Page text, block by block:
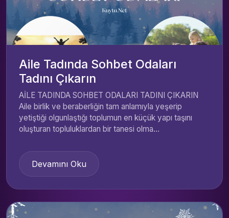
Aile Tadında Sohbet Odaları
Tadını Çıkarın
AİLE TADINDA SOHBET ODALARI TADINI ÇIKARIN
Aile birlik ve beraberliğin tam anlamıyla yeşerip
yetiştiği olgunlaştığı toplumun en küçük yapı taşını
oluşturan topluluklardan bir tanesi olma...
Devamını Oku